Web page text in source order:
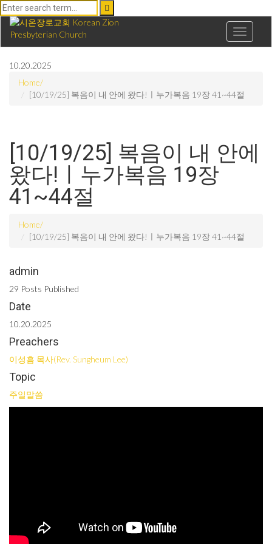
10.20.2025
Home
[10/19/25] 복음이 내 안에 왔다!ㅣ누가복음 19장 41~44절
[10/19/25] 복음이 내 안에
왔다!ㅣ누가복음 19장
41~44절
Home
[10/19/25] 복음이 내 안에 왔다!ㅣ누가복음 19장 41~44절
admin
29 Posts Published
Date
10.20.2025
Preachers
이성흠 목사(Rev. Sungheum Lee)
Topic
주일말씀